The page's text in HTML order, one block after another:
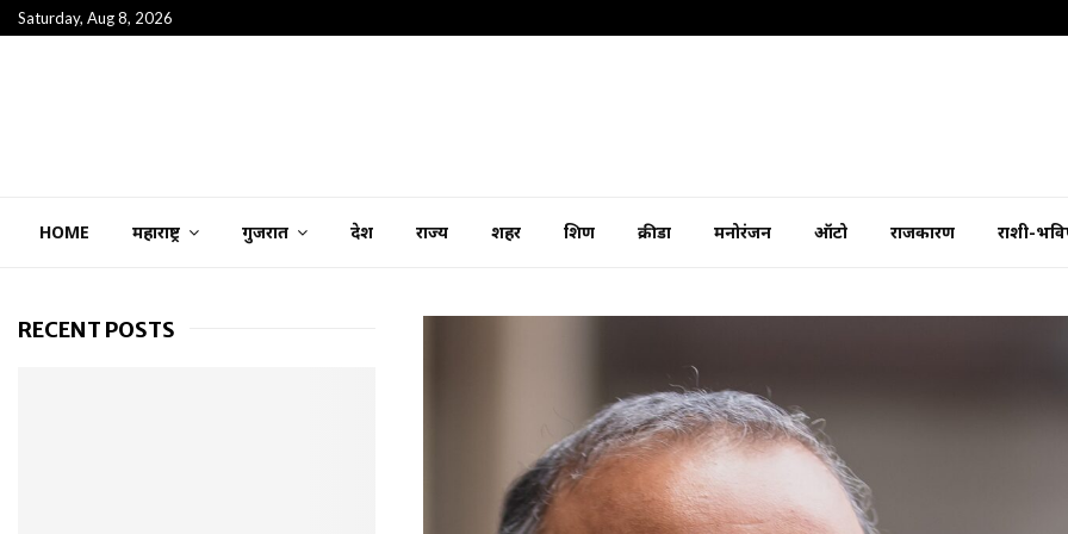
Saturday, Aug 8, 2026
HOME महाराष्ट्र गुजरात देश राज्य शहर शिक्षण क्रीडा मनोरंजन ऑटो राजकारण राशी-
RECENT POSTS